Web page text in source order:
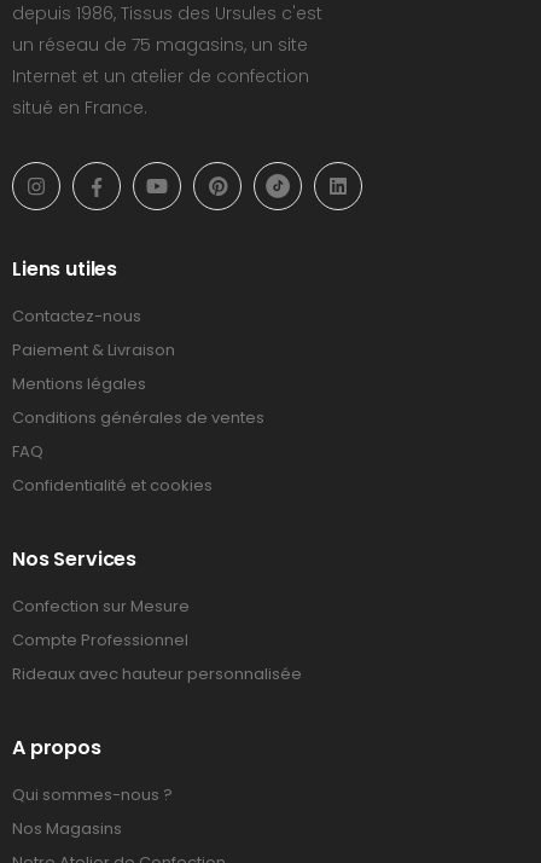
depuis 1986, Tissus des Ursules c'est
un réseau de 75 magasins, un site
Internet et un atelier de confection
situé en France.
Liens utiles
Contactez-nous
Paiement & Livraison
Mentions légales
Conditions générales de ventes
FAQ
Confidentialité et cookies
Nos Services
Confection sur Mesure
Compte Professionnel
Rideaux avec hauteur personnalisée
A propos
Qui sommes-nous ?
Nos Magasins